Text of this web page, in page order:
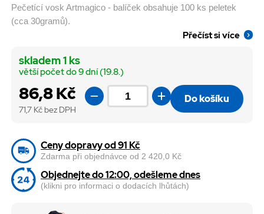
Pečetící vosk Artmagico - balíček obsahuje 100 ks peletek
(cca 30gramů).
Přečíst si více
86,8 Kč
71,7 Kč bez DPH
skladem 1 ks
větší počet do 9 dní (19.8.)
Do košíku
Ceny dopravy od 91 Kč
Zdarma při objednávce od 2 420,0 Kč
Objednejte do 12:00, odešleme dnes
(klikni pro informaci o dodacích lhůtách)